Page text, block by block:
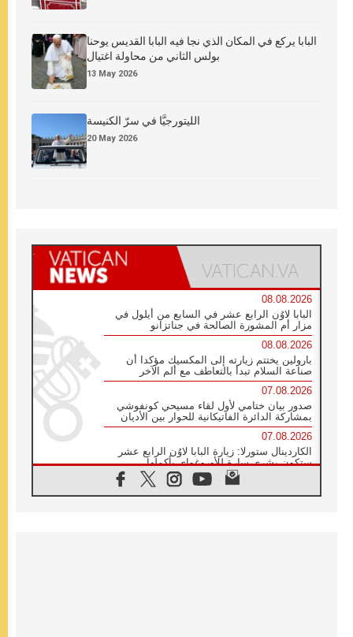
البابا يركع في المكان الذي نجا فيه البابا القديس يوحنا
بولس الثاني من محاولة اغتيال
13 May 2026
الليتورجيَّا في سرّ الكنيسة
20 May 2026
08.08.2026
البابا لاوُن الرابع عشر في السابع من أيلول في
مزار أم المشورة الصالحة في جناتزانو
08.08.2026
بارولين يختتم زيارته إلى المكسيك مؤكدا أن
صناعة السلام تبدأ بالتعاطف مع ألم الآخر
07.08.2026
صدور بيان ختامي لأول لقاء مسيحي كونفوشي
بمشاركة الدائرة الفاتيكانية للحوار بين الأديان
07.08.2026
الكاردينال ستورلا: زيارة البابا لاوُن الرابع عشر
ستكون بشرى سارة للأوروغواي بأكملها
الفاتيكان يعلن برنامج الزيارة الرسولية للبابا لاوُن